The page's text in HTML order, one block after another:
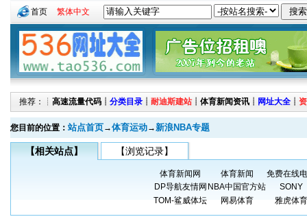
首页 繁体中文
推荐：┊ 高速流量代码 ┊ 分类目录 ┊ 耐迪斯建站 ┊ 体育新闻资讯 ┊ 网址大全 ┊
您目前的位置： 站点首页→体育运动→新浪NBA专题
【相关站点】 【浏览记录】
体育新闻网 体育新闻
免费在线
DP导航友情网 NBA中国官方站
SONY
TOM-鲨威体坛
网易体育 雅虎体育